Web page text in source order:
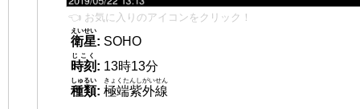
👈 お気に入りのアイコンをクリック！
衛星
えいせい
: SOHO
時刻
じこく
: 13時13分
種類
しゅるい
: 極端紫外線
きょくたんしがいせん